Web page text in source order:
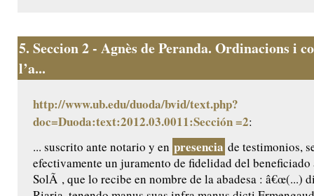
5. Seccion 2 - Agnès de Peranda. Ordinacions i
l’a...
http://www.ub.edu/duoda/bvid/text.php?
doc=Duoda:text:2012.03.0011:Sección =2:
... suscrito ante notario y en presencia de testimonios,
efectivamente un juramento de fidelidad del beneficiado
SolÃ , que lo recibe en nombre de la abadesa : â€œ(...)